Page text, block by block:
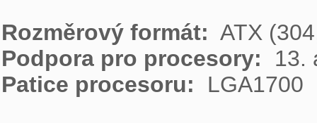
Rozměrový formát:
Podpora pro procesory:
Patice procesoru:
LGA1700